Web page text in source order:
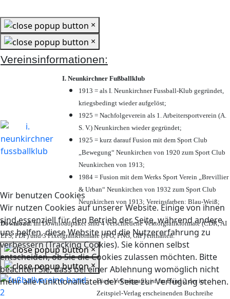
Wir benutzen Cookies
Wir nutzen Cookies auf unserer Website. Einige von ihnen
sind essenziell für den Betrieb der Seite, während andere
uns helfen, diese Website und die Nutzererfahrung zu
verbessern (Tracking Cookies). Sie können selbst
entscheiden, ob Sie die Cookies zulassen möchten. Bitte
beachten Sie, dass bei einer Ablehnung womöglich nicht
mehr alle Funktionalitäten der Seite zur Verfügung stehen.
×
×
Vereinsinformationen:
I. Neunkirchner Fußballklub
1913 = als I. Neunkirchner Fussball-Klub gegründet,
kriegsbedingt wieder aufgelöst;
1925 = Nachfolgeverein als 1. Arbeitersportverein (A.
S. V.) Neunkirchen wieder gegründet;
1925 = kurz darauf Fusion mit dem Sport Club
„Bewegung“ Neunkirchen von 1920 zum Sport Club
Neunkirchen von 1913;
1984 = Fusion mit dem Werks Sport Verein „Brevillier
& Urban“ Neunkirchen von 1932 zum Sport Club
Neunkirchen von 1913; Vereinsfarben: Blau-Weiß;
Download:Im Downloadpaket sind 4 verschiedene Vektorgrafikformate (CDR, AI
EPS, PDF) und 3 Pixelgrafikformate (JPG, PNG, GIF) enthalten.
×
×
Diese Vektorgrafik ist im Band 2 der im
Zeitspiel-Verlag erscheinenden Buchreihe